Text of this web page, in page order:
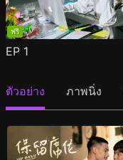
ฟรี
EP 1
ตัวอย่าง ภาพนิ่ง